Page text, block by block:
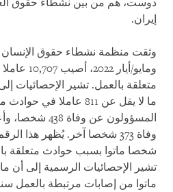
دوست، هم من بين نشطاء حقوق
إيران.
ومايو/
متعلقة بالعمل. تشير الإحصائيات
ما لا يقل عن 811 عاملا
المسؤولون عن
شخصا ماتوا بسبب حوادث متعلقة